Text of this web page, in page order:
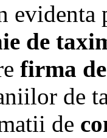
evidenta
de
firma
de
de